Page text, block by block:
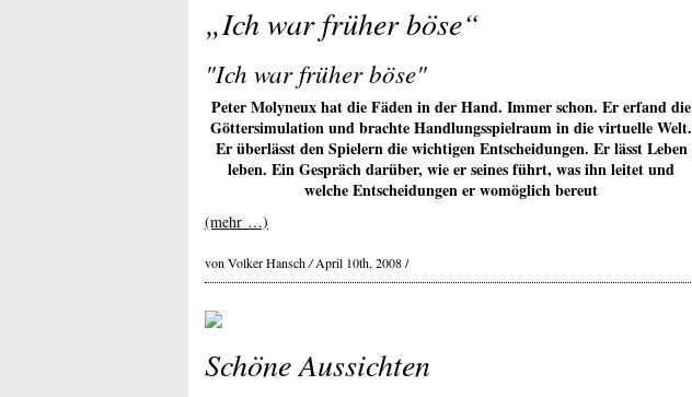
„Ich war früher böse“
"Ich war früher böse"
Peter Molyneux hat die Fäden in der Hand. Immer schon. Er erfand die
Göttersimulation und brachte Handlungsspielraum in die virtuelle Welt.
Er überlässt den Spielern die wichtigen Entscheidungen. Er lässt Leben
leben. Ein Gespräch darüber, wie er seines führt, was ihn leitet und
welche Entscheidungen er womöglich bereut
(mehr …)
von Volker Hansch/April 10th, 2008 /
Schöne Aussichten